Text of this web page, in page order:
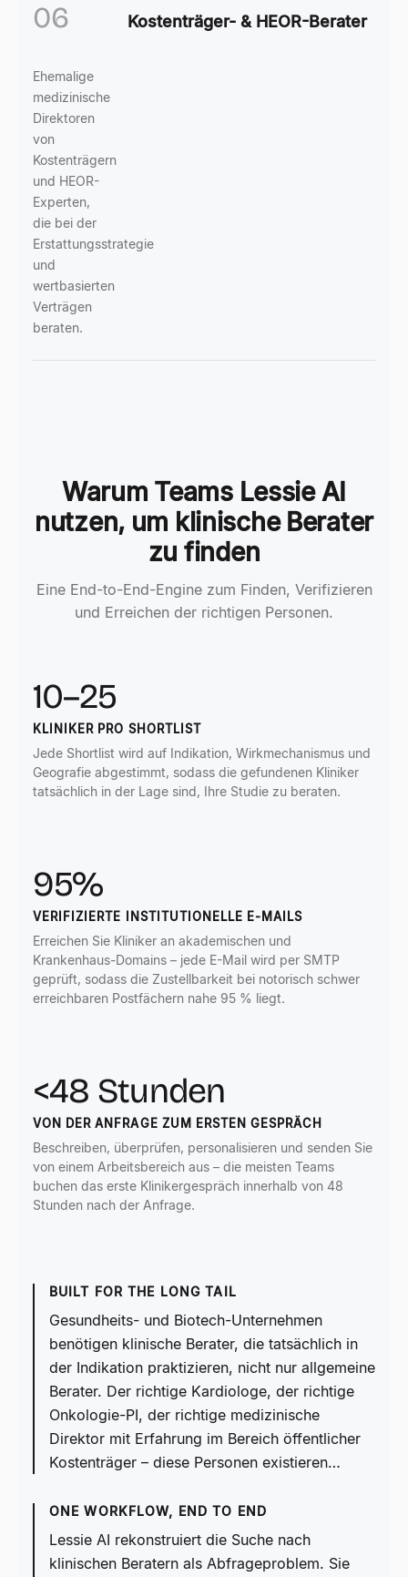
06 Kostenträger- & HEOR-Berater
Ehemalige
medizinische
Direktoren
von
Kostenträgern
und HEOR-
Experten,
die bei der
Erstattungsstrategie
und
wertbasierten
Verträgen
beraten.
Warum Teams Lessie AI
nutzen, um klinische Berater
zu finden
Eine End-to-End-Engine zum Finden, Verifizieren
und Erreichen der richtigen Personen.
10–25
KLINIKER PRO SHORTLIST
Jede Shortlist wird auf Indikation, Wirkmechanismus und
Geografie abgestimmt, sodass die gefundenen Kliniker
tatsächlich in der Lage sind, Ihre Studie zu beraten.
95%
VERIFIZIERTE INSTITUTIONELLE E-MAILS
Erreichen Sie Kliniker an akademischen und
Krankenhaus-Domains – jede E-Mail wird per SMTP
geprüft, sodass die Zustellbarkeit bei notorisch schwer
erreichbaren Postfächern nahe 95 % liegt.
<48 Stunden
VON DER ANFRAGE ZUM ERSTEN GESPRÄCH
Beschreiben, überprüfen, personalisieren und senden Sie
von einem Arbeitsbereich aus – die meisten Teams
buchen das erste Klinikergespräch innerhalb von 48
Stunden nach der Anfrage.
BUILT FOR THE LONG TAIL
Gesundheits- und Biotech-Unternehmen
benötigen klinische Berater, die tatsächlich in
der Indikation praktizieren, nicht nur allgemeine
Berater. Der richtige Kardiologe, der richtige
Onkologie-PI, der richtige medizinische
Direktor mit Erfahrung im Bereich öffentlicher
Kostenträger – diese Personen existieren…
ONE WORKFLOW, END TO END
Lessie AI rekonstruiert die Suche nach
klinischen Beratern als Abfrageproblem. Sie